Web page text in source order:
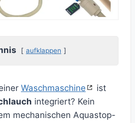
aufklappen
Waschmaschine
ist
integriert? Kein
mechanischen Aquastop-